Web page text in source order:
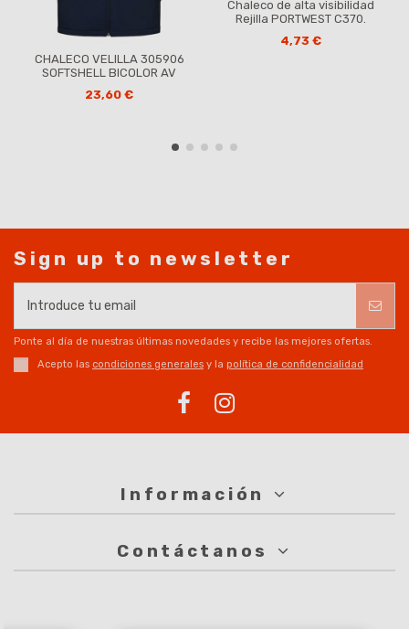
CHALECO VELILLA 305906
SOFTSHELL BICOLOR AV
23,60 €
Chaleco de alta visibilidad
Rejilla PORTWEST C370.
4,73 €
Sign up to newsletter
Ponte al día de nuestras últimas novedades y recibe las mejores ofertas.
Acepto las condiciones generales y la política de confidencialidad
Información
Contáctanos